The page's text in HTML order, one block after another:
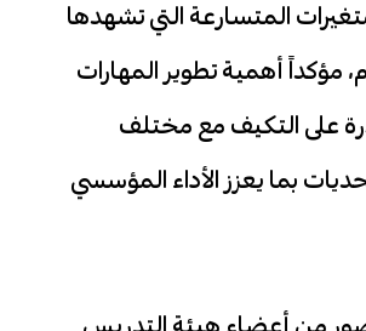
المتسارعة التي تشهدها
مؤكداً أهمية تطوير المهارات
على التكيف مع مختلف
بما يعزز الأداء المؤسسي
من أعضاء هيئة التدريس